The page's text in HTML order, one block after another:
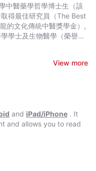
中醫藥學哲學博士生（該
得最佳研究員（The Best
的文化傳統中醫獎學金）,
學士及生物醫學（榮譽）
及全國太極比賽取得兩項
中醫醫療慈善服務的先
文化，為長者及有需要人
,靈方面的健康，最終目標
View more
and iPad/iPhone . It
and allows you to read